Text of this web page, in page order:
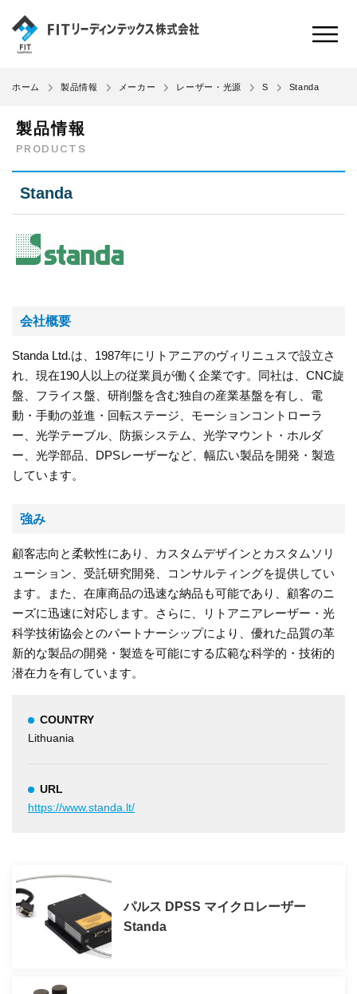
ホーム 製品情報 メーカー レーザー・光源 S Standa
製品情報
PRODUCTS
Standa
会社概要
Standa Ltd.は、1987年にリトアニアのヴィリニュスで設立さ
れ、現在190人以上の従業員が働く企業です。同社は、CNC旋
盤、フライス盤、研削盤を含む独自の産業基盤を有し、電
動・手動の並進・回転ステージ、モーションコントローラ
ー、光学テーブル、防振システム、光学マウント・ホルダ
ー、光学部品、DPSレーザーなど、幅広い製品を開発・製造
しています。
強み
顧客志向と柔軟性にあり、カスタムデザインとカスタムソリ
ューション、受託研究開発、コンサルティングを提供してい
ます。また、在庫商品の迅速な納品も可能であり、顧客のニ
ーズに迅速に対応します。さらに、リトアニアレーザー・光
科学技術協会とのパートナーシップにより、優れた品質の革
新的な製品の開発・製造を可能にする広範な科学的・技術的
潜在力を有しています。
COUNTRY
Lithuania
URL
https://www.standa.lt/
パルス DPSS マイクロレーザー
Standa